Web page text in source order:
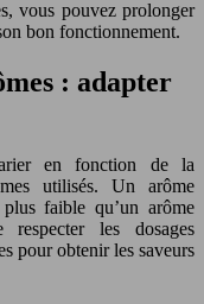
vous pouvez prolonger
bon fonctionnement.
: adapter
en fonction de la
utilisés. Un arôme
faible qu’un arôme
les dosages
pour obtenir les saveurs